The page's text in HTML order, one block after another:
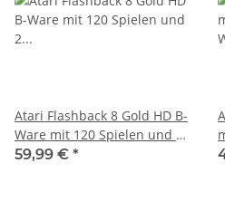
Atari Flashback 8 Gold HD B-
Ware mit 120 Spielen und 2
Wireless Controllern & 2
59,99 € *